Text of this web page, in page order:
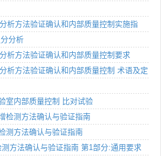
析方法验证确认和内部质量控制实施指
分析
析方法验证确认和内部质量控制要求
析方法验证确认和内部质量控制 术语及定
室内部质量控制 比对试验
检测方法确认与验证指南
测方法确认与验证指南
方法确认与验证指南 第1部分:通用要求